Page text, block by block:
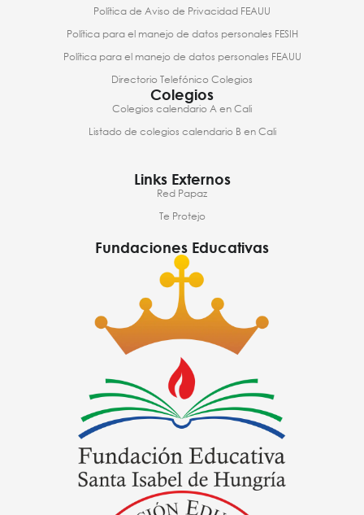
Política de Aviso de Privacidad FEAUU
Política para el manejo de datos personales FESIH
Política para el manejo de datos personales FEAUU
Directorio Telefónico Colegios
Colegios
Colegios calendario A en Cali
Listado de colegios calendario B en Cali
Links Externos
Red Papaz
Te Protejo
Fundaciones Educativas